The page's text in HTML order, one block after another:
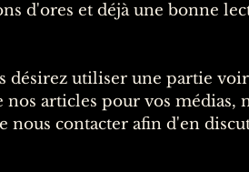
d'ores et déjà une bonne
désirez utiliser une partie voir
articles pour vos médias,
nous contacter afin d'en